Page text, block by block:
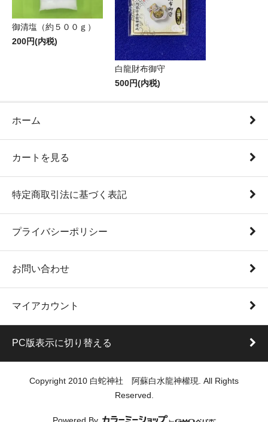
御清塩（約５００ｇ）
200円(内税)
白龍財布御守
500円(内税)
ホーム
カートを見る
特定商取引法に基づく表記
プライバシーポリシー
お問い合わせ
マイアカウント
PC版表示に切り替える
Copyright 2010 白蛇神社 阿蘇白水龍神權現. All Rights
Reserved.